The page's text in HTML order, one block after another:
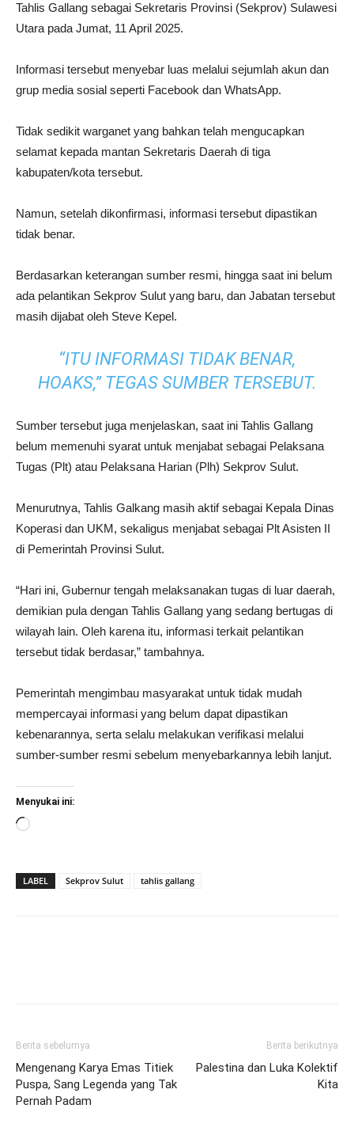
Tahlis Gallang sebagai Sekretaris Provinsi (Sekprov) Sulawesi
Utara pada Jumat, 11 April 2025.
Informasi tersebut menyebar luas melalui sejumlah akun dan
grup media sosial seperti Facebook dan WhatsApp.
Tidak sedikit warganet yang bahkan telah mengucapkan
selamat kepada mantan Sekretaris Daerah di tiga
kabupaten/kota tersebut.
Namun, setelah dikonfirmasi, informasi tersebut dipastikan
tidak benar.
Berdasarkan keterangan sumber resmi, hingga saat ini belum
ada pelantikan Sekprov Sulut yang baru, dan Jabatan tersebut
masih dijabat oleh Steve Kepel.
“ITU INFORMASI TIDAK BENAR,
HOAKS,” TEGAS SUMBER TERSEBUT.
Sumber tersebut juga menjelaskan, saat ini Tahlis Gallang
belum memenuhi syarat untuk menjabat sebagai Pelaksana
Tugas (Plt) atau Pelaksana Harian (Plh) Sekprov Sulut.
Menurutnya, Tahlis Galkang masih aktif sebagai Kepala Dinas
Koperasi dan UKM, sekaligus menjabat sebagai Plt Asisten II
di Pemerintah Provinsi Sulut.
“Hari ini, Gubernur tengah melaksanakan tugas di luar daerah,
demikian pula dengan Tahlis Gallang yang sedang bertugas di
wilayah lain. Oleh karena itu, informasi terkait pelantikan
tersebut tidak berdasar,” tambahnya.
Pemerintah mengimbau masyarakat untuk tidak mudah
mempercayai informasi yang belum dapat dipastikan
kebenarannya, serta selalu melakukan verifikasi melalui
sumber-sumber resmi sebelum menyebarkannya lebih lanjut.
Menyukai ini:
Memuat...
LABEL Sekprov Sulut tahlis gallang
Berita sebelumya
Mengenang Karya Emas Titiek
Puspa, Sang Legenda yang Tak
Pernah Padam
Berita berikutnya
Palestina dan Luka Kolektif
Kita